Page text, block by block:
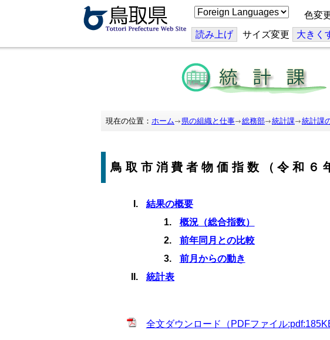
こ
の
ジ
を
訳
す
る
色変
読み上げ サイズ変更 大きく
現在の位置： ホーム 県の組織と仕事 総務部 統計課 統計課
鳥取市消費者物価指数（令和６
結果の概要
概況（総合指数）
前年同月との比較
前月からの動き
統計表
全文ダウンロード（PDFファイル